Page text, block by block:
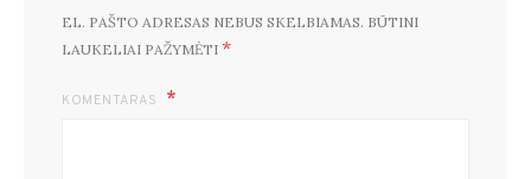
EL. PAŠTO ADRESAS NEBUS SKELBIAMAS. BŪTINI
LAUKELIAI PAŽYMĖTI *
KOMENTARAS